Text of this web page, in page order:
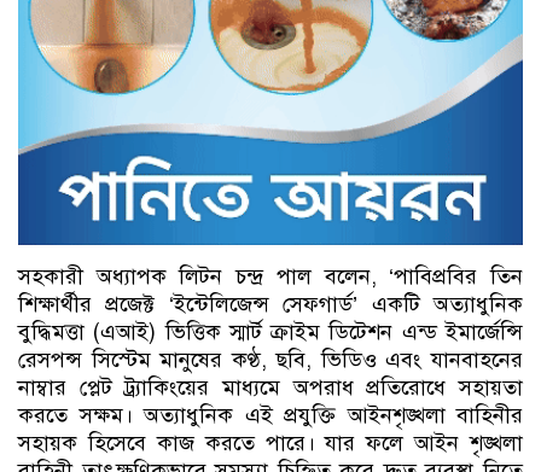
সহকারী অধ্যাপক লিটন চন্দ্র পাল বলেন, ‘পাবিপ্রবির তিন
শিক্ষার্থীর প্রজেক্ট ‘ইন্টেলিজেন্স সেফগার্ড’ একটি অত্যাধুনিক
বুদ্ধিমত্তা (এআই) ভিত্তিক স্মার্ট ক্রাইম ডিটেশন এন্ড ইমার্জেন্সি
রেসপন্স সিস্টেম মানুষের কণ্ঠ, ছবি, ভিডিও এবং যানবাহনের
নাম্বার প্লেট ট্র্যাকিংয়ের মাধ্যমে অপরাধ প্রতিরোধে সহায়তা
করতে সক্ষম। অত্যাধুনিক এই প্রযুক্তি আইনশৃঙ্খলা বাহিনীর
সহায়ক হিসেবে কাজ করতে পারে। যার ফলে আইন শৃঙ্খলা